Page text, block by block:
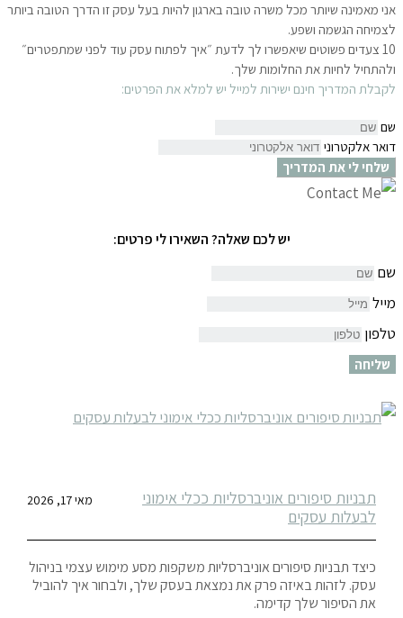
אני מאמינה שיותר מכל משרה טובה בארגון להיות בעל עסק זו הדרך הטובה ביותר
לצמיחה הגשמה ושפע.
10 צעדים פשוטים שיאפשרו לך לדעת ״איך לפתוח עסק עוד לפני שמתפטרים״
ולהתחיל לחיות את החלומות שלך.
לקבלת המדריך חינם ישירות למייל יש למלא את הפרטים:
שם
דואר אלקטרוני
שלחי לי את המדריך
יש לכם שאלה? השאירו לי פרטים:
שם
מייל
טלפון
שליחה
תבניות סיפורים אוניברסליות ככלי אימוני
לבעלות עסקים
מאי 17, 2026
כיצד תבניות סיפורים אוניברסליות משקפות מסע מימוש עצמי בניהול
עסק. לזהות באיזה פרק את נמצאת בעסק שלך, ולבחור איך להוביל
את הסיפור שלך קדימה.